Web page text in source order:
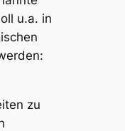
u.a. in
zu